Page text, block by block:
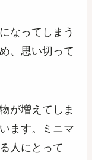
なってしまう
、思い切って
が増えてしま
ます。ミニマ
人にとって